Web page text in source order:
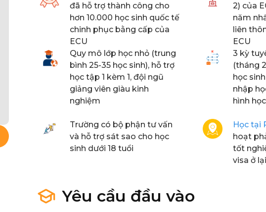
đã hỗ trợ thành công cho
hơn 10.000 học sinh quốc tế
chinh phục bằng cấp của
ECU
2) của
năm
liên
ECU
Quy mô lớp học nhỏ (trung
bình 25-35 học sinh), hỗ trợ
học tập 1 kèm 1, đội ngũ
giảng viên giàu kinh
nghiệm
3 kỳ
(tháng
học
nhập
hình
Trường có bộ phận tư vấn
và hỗ trợ sát sao cho học
sinh dưới 18 tuổi
Học tại
hoạt
tốt
visa ở
Yêu cầu đầu vào